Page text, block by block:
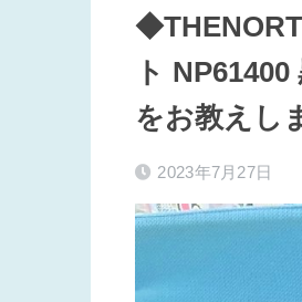
ト
をお教えし
2023年7月27日